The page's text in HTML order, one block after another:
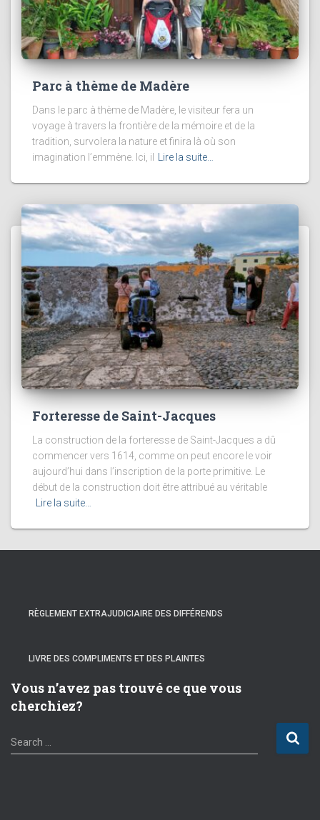
Parc à thème de Madère
Dans le parc à thème de Madère, le visiteur fera un
voyage à travers la frontière de la mémoire et de la
tradition, survolera la nature et finira là où son
imagination l’emmène. Ici, il
Lire la suite…
Forteresse de Saint-Jacques
La construction de la forteresse de Saint-Jacques a dû
commencer vers 1614, comme on peut encore le voir
aujourd’hui dans l’inscription de la porte primitive. Le
début de la construction doit être attribué au véritable
Lire la suite…
RÈGLEMENT EXTRAJUDICIAIRE DES DIFFÉRENDS
LIVRE DES COMPLIMENTS ET DES PLAINTES
Vous n’avez pas trouvé ce que vous
cherchiez?
S
e
Search …